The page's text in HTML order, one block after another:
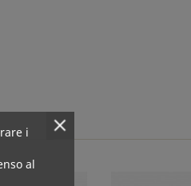
i
al